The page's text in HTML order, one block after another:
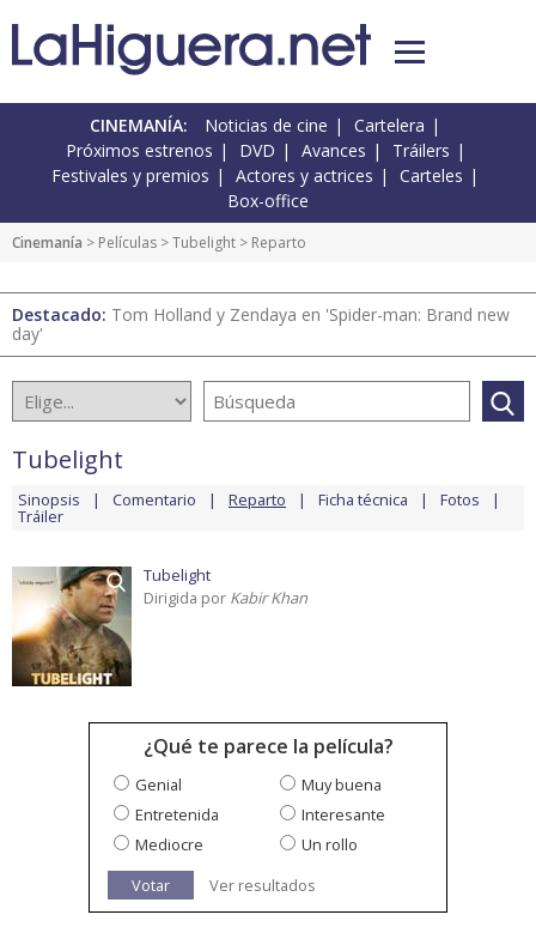
CINEMANÍA: Noticias de cine
Cartelera
Próximos estrenos
DVD Avances
Tráilers
Festivales y premios
Actores y actrices
Carteles
Box-office
Cinemanía > Películas >Tubelight > Reparto
Destacado: Tom Holland y Zendaya en 'Spider-man: Brand new
day'
Tubelight
Sinopsis Comentario Reparto Ficha técnica Fotos
Tráiler
Tubelight
Dirigida por Kabir Khan
¿Qué te parece la película?
Genial
Muy buena
Entretenida
Interesante
Mediocre
Un rollo
Votar
Ver resultados